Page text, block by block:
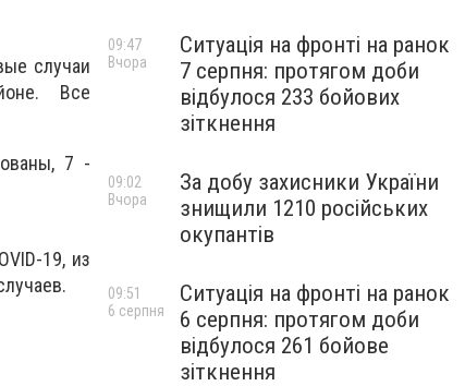
случаи
Все
7 -
19, из
Ситуація на фронті на ранок
7 серпня: протягом доби
відбулося 233 бойових
зіткнення
09:47
Вчора
За добу захисники України
знищили 1210 російських
окупантів
09:02
Вчора
Ситуація на фронті на ранок
6 серпня: протягом доби
відбулося 261 бойове
зіткнення
09:51
6 серпня